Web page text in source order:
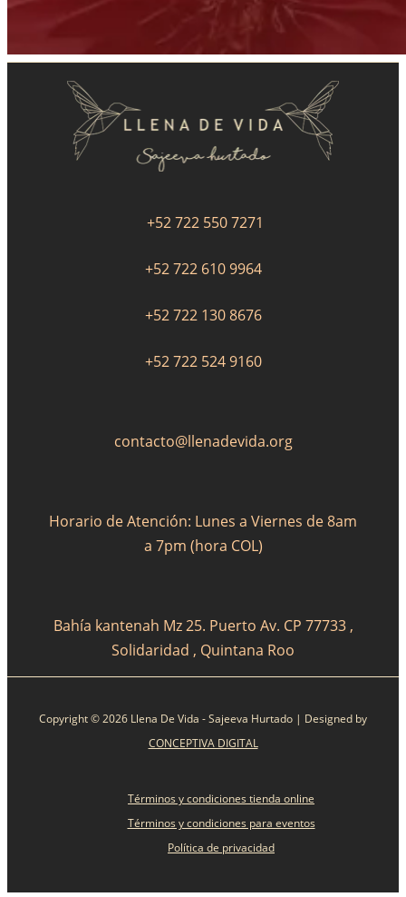
+52 722 550 7271
+52 722 610 9964
+52 722 130 8676
+52 722 524 9160
contacto@llenadevida.org
Horario de Atención: Lunes a Viernes de 8am
a 7pm (hora COL)
Bahía kantenah Mz 25. Puerto Av. CP 77733 ,
Solidaridad , Quintana Roo
Copyright © 2026 Llena De Vida - Sajeeva Hurtado | Designed by
CONCEPTIVA DIGITAL
Términos y condiciones tienda online
Términos y condiciones para eventos
Política de privacidad